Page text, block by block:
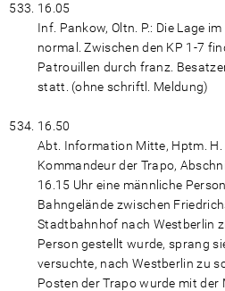
16.05
Inf. Pankow, Oltn. P.: Die Lage
normal. Zwischen den KP 1-7
Patrouillen durch franz.
statt. (ohne schriftl. Meldung)
16.50
Abt. Information Mitte, Hptm. H.
Kommandeur der Trapo,
16.15 Uhr eine männliche
Bahngelände zwischen
Stadtbahnhof nach Westberlin
Person gestellt wurde, sprang
versuchte, nach Westberlin zu
Posten der Trapo wurde mit der